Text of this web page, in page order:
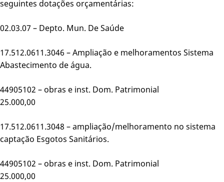
seguintes dotações orçamentárias:
02.03.07 – Depto. Mun. De Saúde
17.512.0611.3046 – Ampliação e melhoramentos Sistema
Abastecimento de água.
44905102 – obras e inst. Dom. Patrimonial
25.000,00
17.512.0611.3048 – ampliação/melhoramento no sistema
captação Esgotos Sanitários.
44905102 – obras e inst. Dom. Patrimonial
25.000,00